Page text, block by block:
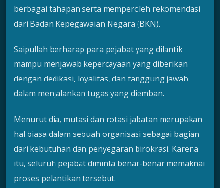
berbagai tahapan serta memperoleh rekomendasi
dari Badan Kepegawaian Negara (BKN).
Saipullah berharap para pejabat yang dilantik
mampu menjawab kepercayaan yang diberikan
dengan dedikasi, loyalitas, dan tanggung jawab
dalam menjalankan tugas yang diemban.
Menurut dia, mutasi dan rotasi jabatan merupakan
hal biasa dalam sebuah organisasi sebagai bagian
dari kebutuhan dan penyegaran birokrasi. Karena
itu, seluruh pejabat diminta benar-benar memaknai
proses pelantikan tersebut.